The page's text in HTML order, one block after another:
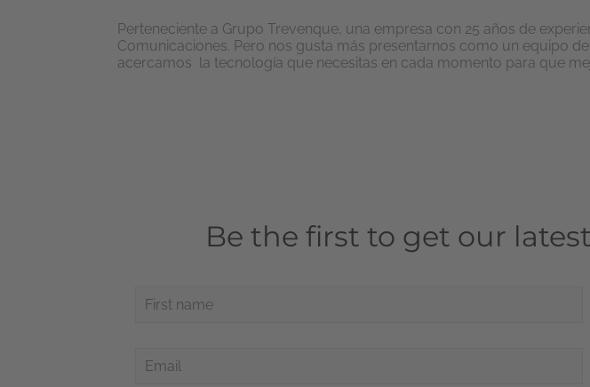
Perteneciente a Grupo Trevenque, una empresa con 25 años de
Comunicaciones. Pero nos gusta más presentarnos como un equipo
acercamos la tecnología que necesitas en cada momento para que
Be the first to get our